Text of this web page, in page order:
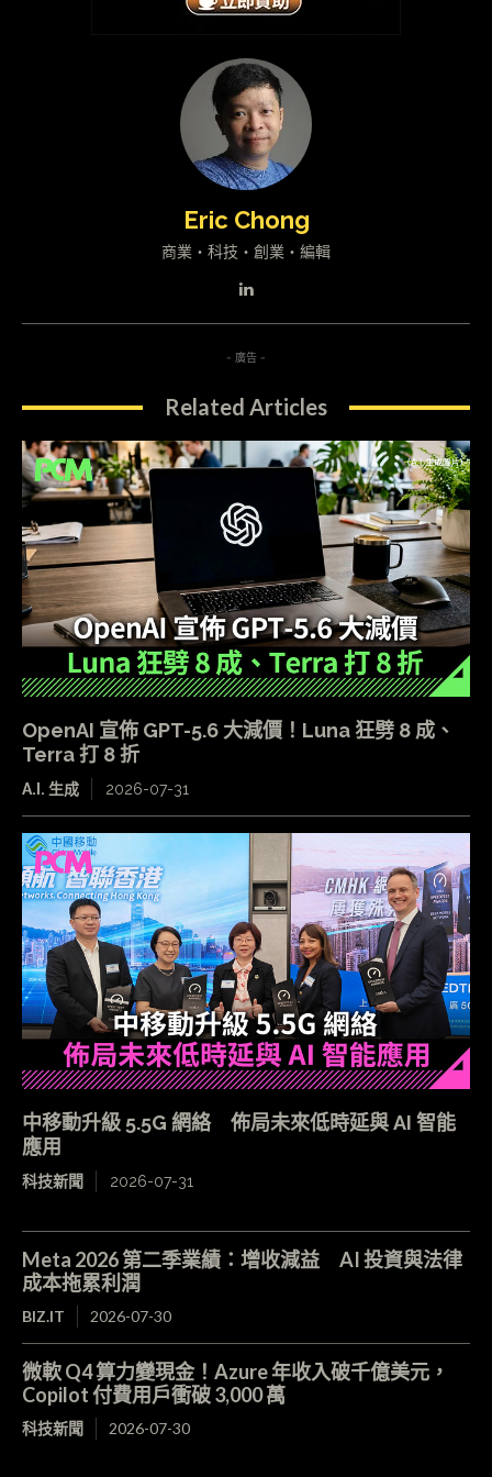
Eric Chong
商業・科技・創業・編輯
- 廣告 -
Related Articles
OpenAI 宣佈 GPT-5.6 大減價！Luna 狂劈 8 成、
Terra 打 8 折
A.I. 生成 2026-07-31
中移動升級 5.5G 網絡 佈局未來低時延與 AI 智能
應用
科技新聞 2026-07-31
Meta 2026 第二季業績：增收減益 AI 投資與法律
成本拖累利潤
BIZ.IT 2026-07-30
微軟 Q4 算力變現金！Azure 年收入破千億美元，
Copilot 付費用戶衝破 3,000 萬
科技新聞 2026-07-30